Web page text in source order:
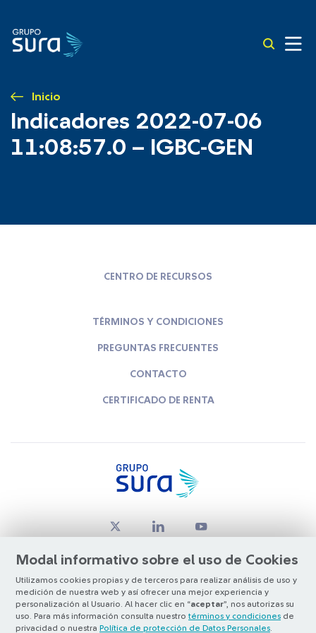
Inicio
Indicadores 2022-07-06
11:08:57.0 – IGBC-GEN
Modal informativo sobre el uso de Cookies
Utilizamos cookies propias y de terceros para realizar análisis de uso y
medición de nuestra web y así ofrecer una mejor experiencia y
personalización al Usuario. Al hacer clic en “aceptar”, nos autorizas su
uso. Para más información consulta nuestro términos y condiciones de
privacidad o nuestra Política de protección de Datos Personales
CENTRO DE RECURSOS
TÉRMINOS Y CONDICIONES
PREGUNTAS FRECUENTES
CONTACTO
CERTIFICADO DE RENTA
© Copyright Grupo SURA 2026